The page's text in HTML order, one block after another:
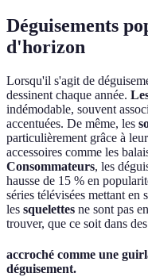
Déguisements
d'horizon
Lorsqu'il s'agit de
dessinent chaque année.
indémodable, souvent
accentuées. De même, les
particulièrement grâce à
accessoires comme les
Consommateurs, les
hausse de 15 % en
séries télévisées mettant en
les squelettes ne sont pas
trouver, que ce soit dans
accroché comme une
déguisement.